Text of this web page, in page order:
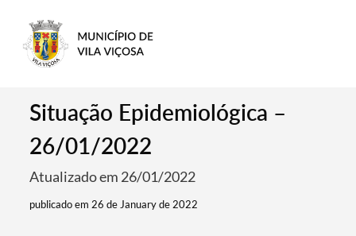
Situação Epidemiológica –
26/01/2022
Atualizado em 26/01/2022
publicado em 26 de January de 2022